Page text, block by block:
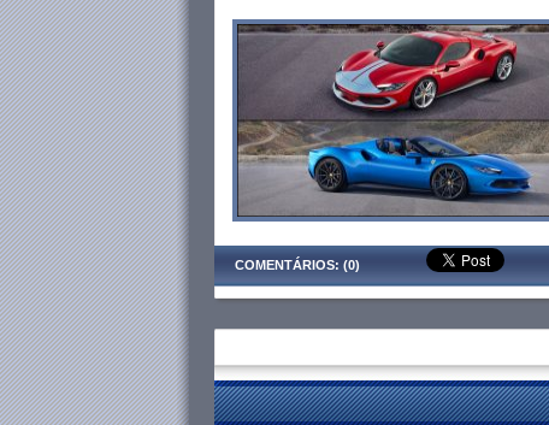
COMENTÁRIOS: (0)